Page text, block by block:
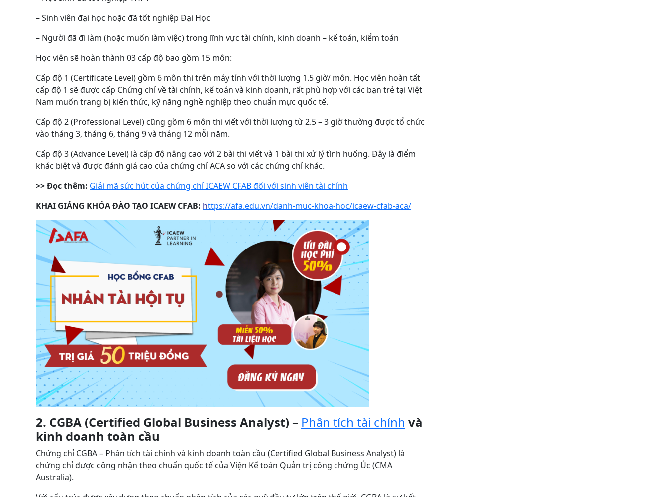
– Sinh viên đại học hoặc đã tốt nghiệp Đại Học
– Người đã đi làm (hoặc muốn làm việc) trong lĩnh vực tài chính, kinh doanh – kế toán, kiểm toán
Học viên sẽ hoàn thành 03 cấp độ bao gồm 15 môn:
Cấp độ 1 (Certificate Level) gồm 6 môn thi trên máy tính với thời lượng 1.5 giờ/ môn. Học viên hoàn tất
cấp độ 1 sẽ được cấp Chứng chỉ về tài chính, kế toán và kinh doanh, rất phù hợp với các bạn trẻ tại Việt
Nam muốn trang bị kiến thức, kỹ năng nghề nghiệp theo chuẩn mực quốc tế.
Cấp độ 2 (Professional Level) cũng gồm 6 môn thi viết với thời lượng từ 2.5 – 3 giờ thường được tổ chức
vào tháng 3, tháng 6, tháng 9 và tháng 12 mỗi năm.
Cấp độ 3 (Advance Level) là cấp độ nâng cao với 2 bài thi viết và 1 bài thi xử lý tình huống. Đây là điểm
khác biệt và được đánh giá cao của chứng chỉ ACA so với các chứng chỉ khác.
>> Đọc thêm: Giải mã sức hút của chứng chỉ ICAEW CFAB đối với sinh viên tài chính
KHAI GIẢNG KHÓA ĐÀO TẠO ICAEW CFAB: https://afa.edu.vn/danh-muc-khoa-hoc/icaew-cfab-aca/
2. CGBA (Certified Global Business Analyst) – Phân tích tài chính và
kinh doanh toàn cầu
Chứng chỉ CGBA – Phân tích tài chính và kinh doanh toàn cầu (Certified Global Business Analyst) là
chứng chỉ được công nhận theo chuẩn quốc tế của Viện Kế toán Quản trị công chứng Úc (CMA
Australia).